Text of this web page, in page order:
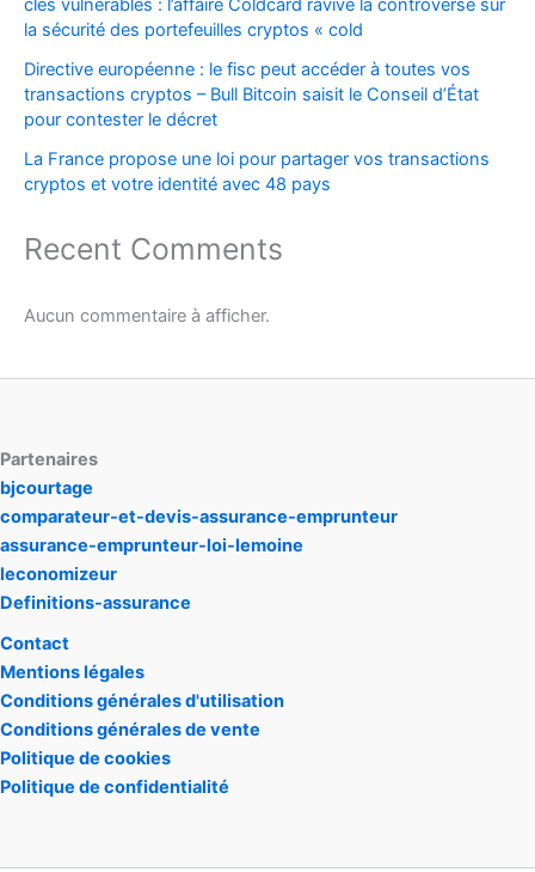
clés vulnérables : l’affaire Coldcard ravive la controverse sur
la sécurité des portefeuilles cryptos « cold
Directive européenne : le fisc peut accéder à toutes vos
transactions cryptos – Bull Bitcoin saisit le Conseil d’État
pour contester le décret
La France propose une loi pour partager vos transactions
cryptos et votre identité avec 48 pays
Recent Comments
Aucun commentaire à afficher.
Partenaires
bjcourtage
comparateur-et-devis-assurance-emprunteur
assurance-emprunteur-loi-lemoine
leconomizeur
Definitions-assurance
Contact
Mentions légales
Conditions générales d'utilisation
Conditions générales de vente
Politique de cookies
Politique de confidentialité